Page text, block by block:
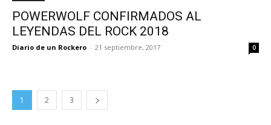
POWERWOLF CONFIRMADOS AL
LEYENDAS DEL ROCK 2018
Diario de un Rockero - 21 septiembre, 2017 0
1 2 3